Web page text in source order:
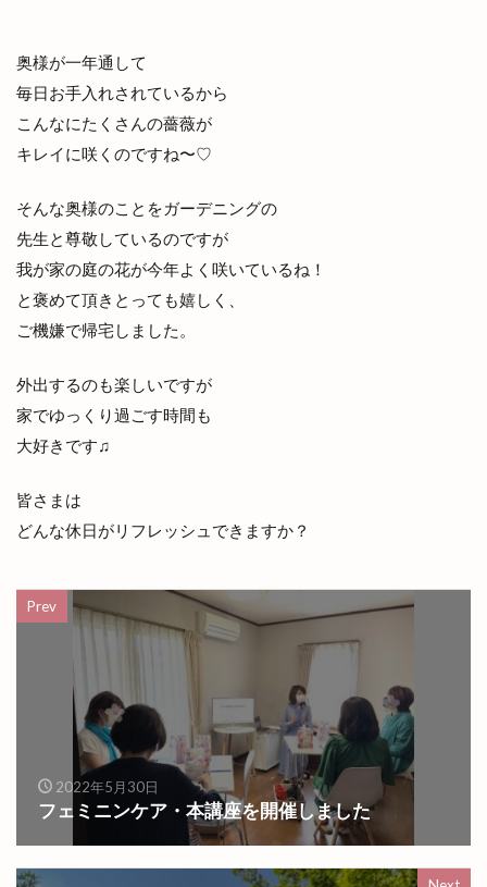
奥様が一年通して
毎日お手入れされているから
こんなにたくさんの薔薇が
キレイに咲くのですね〜♡
そんな奥様のことをガーデニングの
先生と尊敬しているのですが
我が家の庭の花が今年よく咲いているね！
と褒めて頂きとっても嬉しく、
ご機嫌で帰宅しました。
外出するのも楽しいですが
家でゆっくり過ごす時間も
大好きです♫
皆さまは
どんな休日がリフレッシュできますか？
Prev
2022年5月30日
フェミニンケア・本講座を開催しました